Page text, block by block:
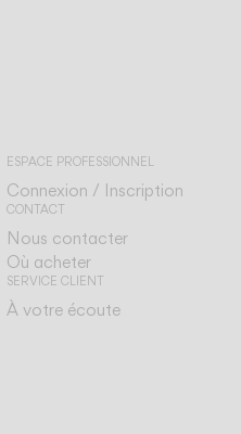
ESPACE PROFESSIONNEL
Connexion / Inscription
CONTACT
Nous contacter
Où acheter
SERVICE CLIENT
À votre écoute